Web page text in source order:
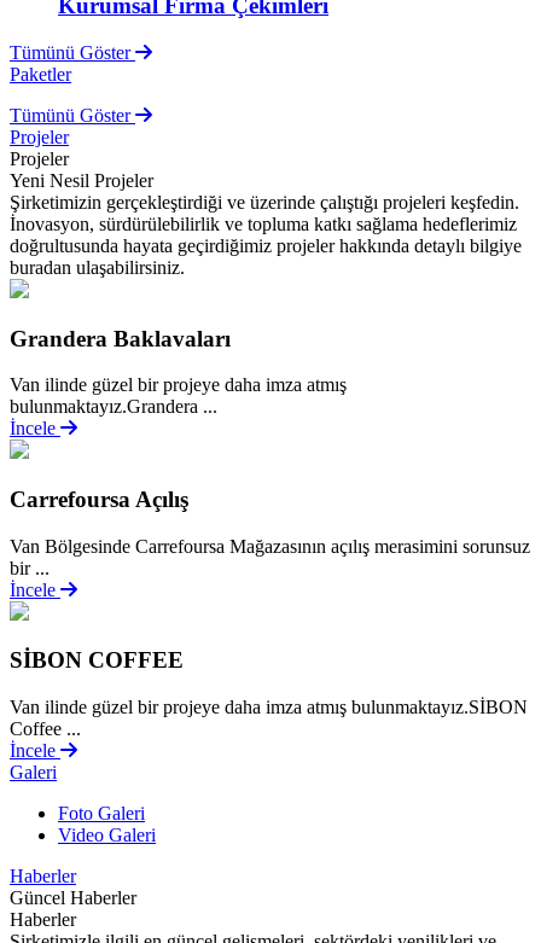
Kurumsal Firma Çekimleri
Tümünü Göster
Paketler
Tümünü Göster
Projeler
Projeler
Yeni Nesil Projeler
Şirketimizin gerçekleştirdiği ve üzerinde çalıştığı projeleri keşfedin.
İnovasyon, sürdürülebilirlik ve topluma katkı sağlama hedeflerimiz
doğrultusunda hayata geçirdiğimiz projeler hakkında detaylı bilgiye
buradan ulaşabilirsiniz.
Grandera Baklavaları
Van ilinde güzel bir projeye daha imza atmış
bulunmaktayız.Grandera ...
İncele
Carrefoursa Açılış
Van Bölgesinde Carrefoursa Mağazasının açılış merasimini sorunsuz
bir ...
İncele
SİBON COFFEE
Van ilinde güzel bir projeye daha imza atmış bulunmaktayız.SİBON
Coffee ...
İncele
Galeri
Foto Galeri
Video Galeri
Haberler
Güncel Haberler
Haberler